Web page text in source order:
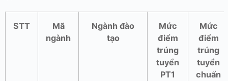
STT
Mã
ngành
Ngành đào
tạo
Mức
điểm
trúng
tuyển
PT1
Mức
điểm
trúng
tuyển
chuẩn